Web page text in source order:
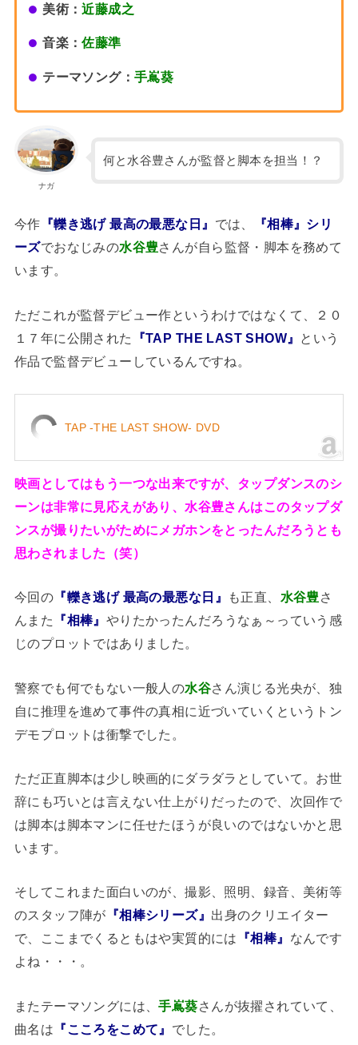
美術：近藤成之
音楽：佐藤準
テーマソング：手嶌葵
ナガ
何と水谷豊さんが監督と脚本を担当！？
今作 『轢き逃げ 最高の最悪な日』 では、
『相棒』シリ
ーズでおなじみの水谷豊さんが自ら監督・脚本を務めて
います。
ただこれが監督デビュー作というわけではなくて、２０
１７年に公開された
『TAP THE LAST SHOW』
という
作品で監督デビューしているんですね。
TAP -THE LAST SHOW- DVD
映画としてはもう一つな出来ですが、タップダンスのシ
ーンは非常に見応えがあり、水谷豊さんはこのタップダ
ンスが撮りたいがためにメガホンをとったんだろうとも
思わされました（笑）
今回の 『轢き逃げ 最高の最悪な日』 も正直、 水谷豊 さ
んまた
『相棒』 やりたかったんだろうなぁ～っていう感
じのプロットではありました。
警察でも何でもない一般人の水谷さん演じる光央が、独
自に推理を進めて事件の真相に近づいていくというトン
デモプロットは衝撃でした。
ただ正直脚本は少し映画的にダラダラとしていて。お世
辞にも巧いとは言えない仕上がりだったので、次回作で
は脚本は脚本マンに任せたほうが良いのではないかと思
います。
そしてこれまた面白いのが、撮影、照明、録音、美術等
のスタッフ陣が 『相棒シリーズ』 出身のクリエイター
で、ここまでくるともはや実質的には
『相棒』 なんです
よね・・・。
またテーマソングには、手嶌葵さんが抜擢されていて、
曲名は 『こころをこめて』 でした。